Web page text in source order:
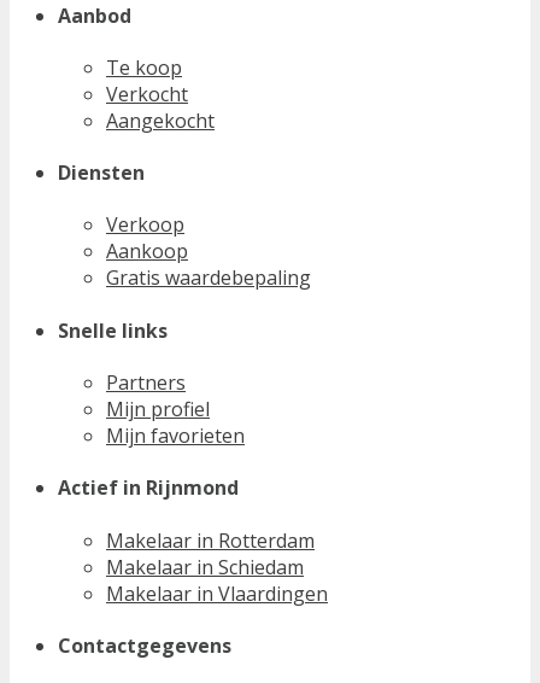
Aanbod
Te koop
Verkocht
Aangekocht
Diensten
Verkoop
Aankoop
Gratis waardebepaling
Snelle links
Partners
Mijn profiel
Mijn favorieten
Actief in Rijnmond
Makelaar in Rotterdam
Makelaar in Schiedam
Makelaar in Vlaardingen
Contactgegevens